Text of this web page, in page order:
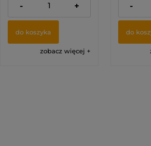
47,00 zł
- +
do koszyka
zobacz więcej
27,00 zł
-
do